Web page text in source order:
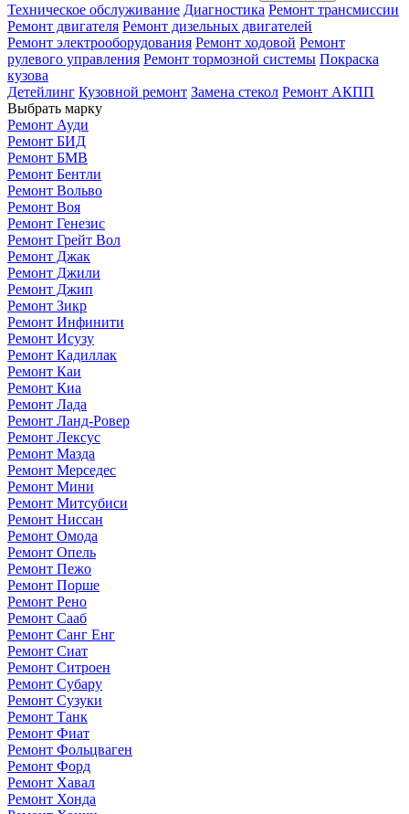
Техническое обслуживание Диагностика Ремонт трансмиссии
Ремонт двигателя Ремонт дизельных двигателей
Ремонт электрооборудования Ремонт ходовой Ремонт
рулевого управления Ремонт тормозной системы Покраска
кузова
Детейлинг Кузовной ремонт Замена стекол Ремонт АКПП
Выбрать марку
Ремонт Ауди
Ремонт БИД
Ремонт БМВ
Ремонт Бентли
Ремонт Вольво
Ремонт Воя
Ремонт Генезис
Ремонт Грейт Вол
Ремонт Джак
Ремонт Джили
Ремонт Джип
Ремонт Зикр
Ремонт Инфинити
Ремонт Исузу
Ремонт Кадиллак
Ремонт Каи
Ремонт Киа
Ремонт Лада
Ремонт Ланд-Ровер
Ремонт Лексус
Ремонт Мазда
Ремонт Мерседес
Ремонт Мини
Ремонт Митсубиси
Ремонт Ниссан
Ремонт Омода
Ремонт Опель
Ремонт Пежо
Ремонт Порше
Ремонт Рено
Ремонт Сааб
Ремонт Санг Енг
Ремонт Сиат
Ремонт Ситроен
Ремонт Субару
Ремонт Сузуки
Ремонт Танк
Ремонт Фиат
Ремонт Фольцваген
Ремонт Форд
Ремонт Хавал
Ремонт Хонда